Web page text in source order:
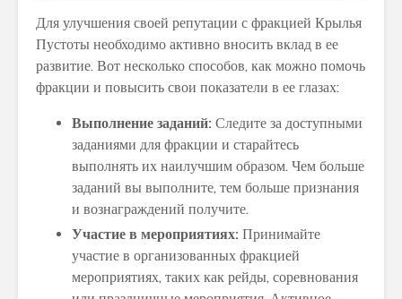
Для улучшения своей репутации с фракцией Крылья
Пустоты необходимо активно вносить вклад в ее
развитие. Вот несколько способов, как можно помочь
фракции и повысить свои показатели в ее глазах:
Выполнение заданий: Следите за доступными
заданиями для фракции и старайтесь
выполнять их наилучшим образом. Чем больше
заданий вы выполните, тем больше признания
и вознаграждений получите.
Участие в мероприятиях: Принимайте
участие в организованных фракцией
мероприятиях, таких как рейды, соревнования